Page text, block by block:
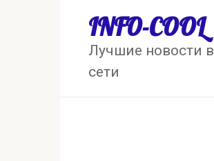
INFO-COOL
Лучшие новости в
сети